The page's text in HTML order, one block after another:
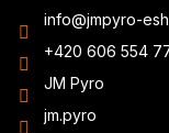
info@jmpyro-
+420 606 554
JM Pyro
jm.pyro